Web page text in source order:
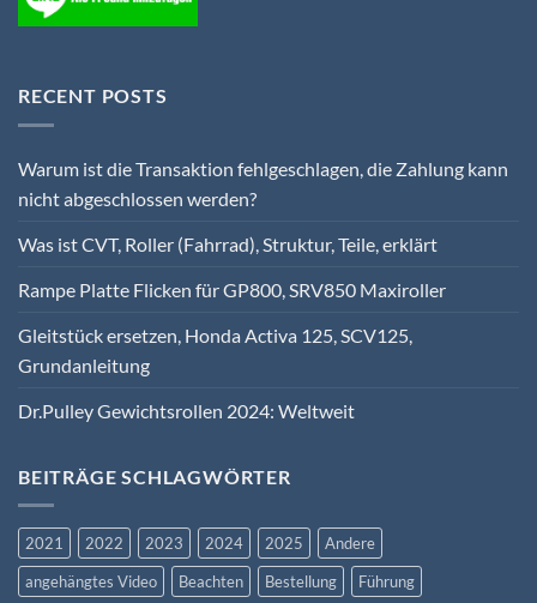
RECENT POSTS
Warum ist die Transaktion fehlgeschlagen, die Zahlung kann
nicht abgeschlossen werden?
Was ist CVT, Roller (Fahrrad), Struktur, Teile, erklärt
Rampe Platte Flicken für GP800, SRV850 Maxiroller
Gleitstück ersetzen, Honda Activa 125, SCV125,
Grundanleitung
Dr.Pulley Gewichtsrollen 2024: Weltweit
BEITRÄGE SCHLAGWÖRTER
2021 2022 2023 2024 2025
Andere
angehängtes Video
Beachten Bestellung Führung